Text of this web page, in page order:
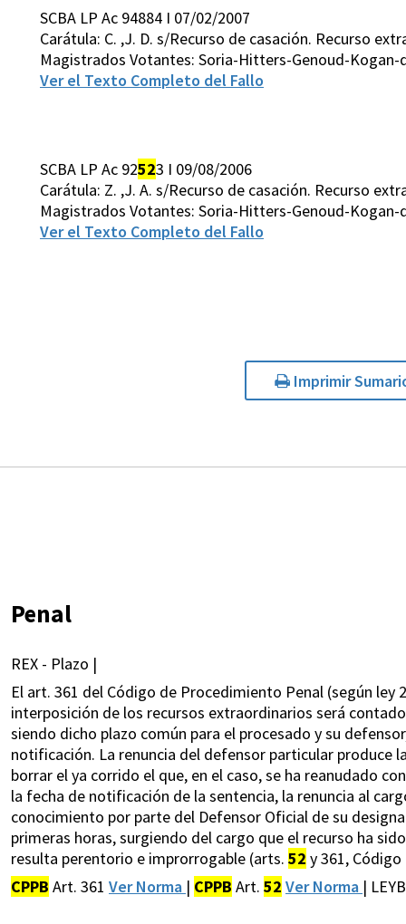
SCBA LP Ac 94884 I 07/02/2007
Carátula: C. ,J. D. s/Recurso de casación. Recurso
Magistrados Votantes: Soria-Hitters-Genoud-Kogan-
Ver el Texto Completo del Fallo
SCBA LP Ac 92523 I 09/08/2006
Carátula: Z. ,J. A. s/Recurso de casación. Recurso
Magistrados Votantes: Soria-Hitters-Genoud-Kogan-
Ver el Texto Completo del Fallo
Imprimir
Penal
REX - Plazo |
El art. 361 del Código de Procedimiento Penal (según
interposición de los recursos extraordinarios será
siendo dicho plazo común para el procesado y su
notificación. La renuncia del defensor particular produce
borrar el ya corrido el que, en el caso, se ha reanudado
la fecha de notificación de la sentencia, la renuncia al
conocimiento por parte del Defensor Oficial de su
primeras horas, surgiendo del cargo que el recurso ha
resulta perentorio e improrrogable (arts. 52 y 361,
CPPB Art. 361 Ver Norma | CPPB Art. 52 Ver Norma |